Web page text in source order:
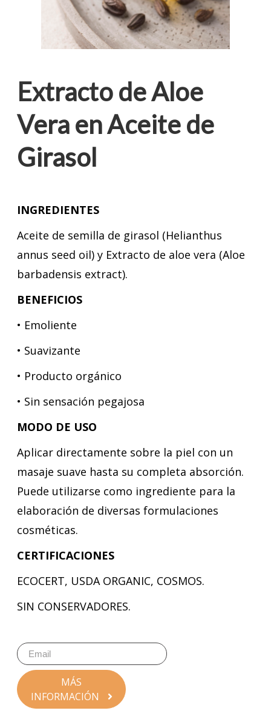
Extracto de Aloe
Vera en Aceite de
Girasol
INGREDIENTES
Aceite de semilla de girasol (Helianthus
annus seed oil) y Extracto de aloe vera (Aloe
barbadensis extract).
BENEFICIOS
• Emoliente
• Suavizante
• Producto orgánico
• Sin sensación pegajosa
MODO DE USO
Aplicar directamente sobre la piel con un
masaje suave hasta su completa absorción.
Puede utilizarse como ingrediente para la
elaboración de diversas formulaciones
cosméticas.
CERTIFICACIONES
ECOCERT, USDA ORGANIC, COSMOS.
SIN CONSERVADORES.
MÁS
INFORMACIÓN